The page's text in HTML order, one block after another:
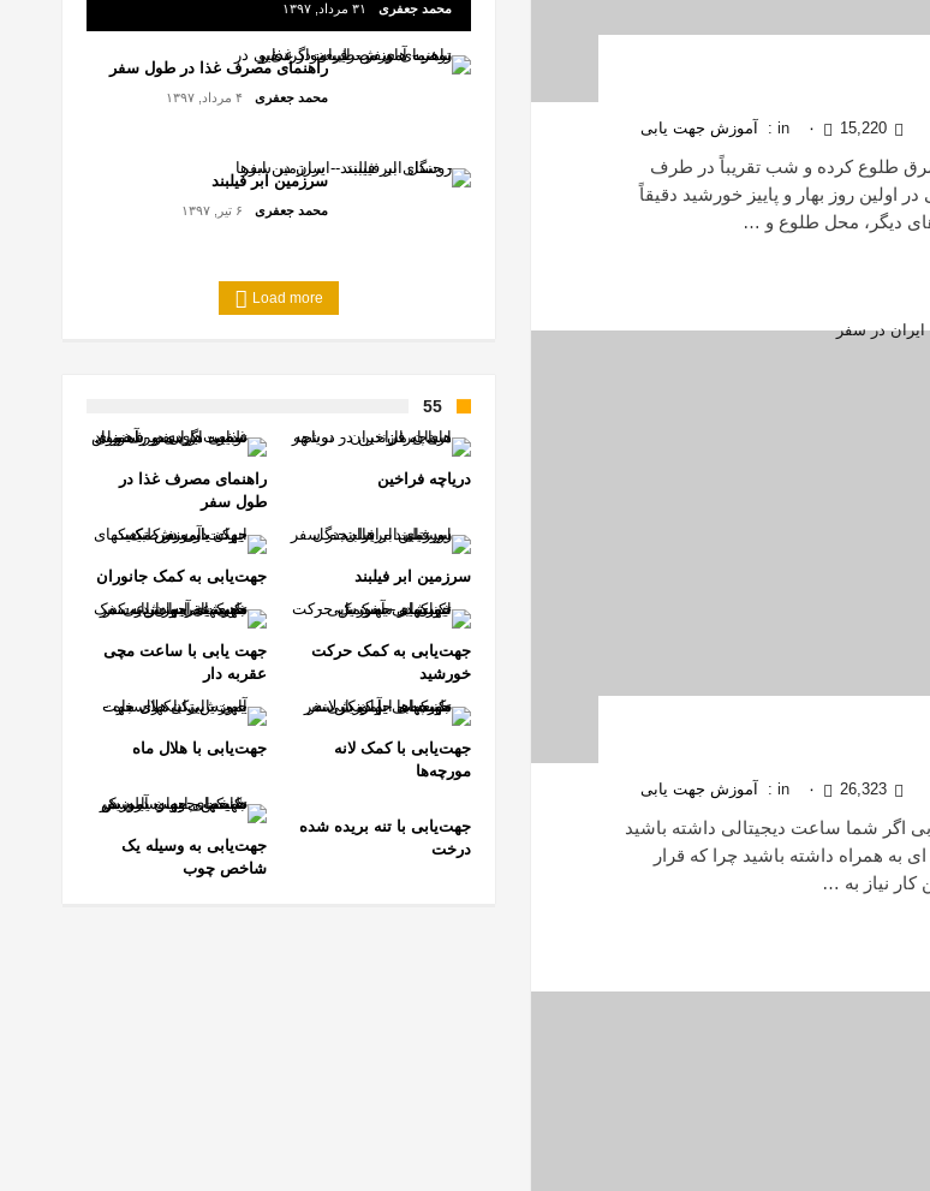
in : آموزش جهت یابی ۰ 15,220
طلوع کرده و شب تقریباً در طرف
روز بهار و پاییز خورشید دقیقاً
دیگر، محل طلوع و …
in : آموزش جهت یابی ۰ 26,323
اگر شما ساعت دیجیتالی داشته باشید
به همراه داشته باشید چرا که قرار
نیاز به …
محمد جعفری ۳۱ مرداد, ۱۳۹۷
راهنمای مصرف غذا در طول سفر
محمد جعفری ۴ مرداد, ۱۳۹۷
سرزمین ابر فیلبند
محمد جعفری ۶ تیر, ۱۳۹۷
Load more
55
دریاچه فراخین
راهنمای مصرف غذا در
طول سفر
سرزمین ابر فیلبند جهت‌یابی به کمک جانوران
جهت‌یابی به کمک حرکت
خورشید
جهت یابی با ساعت مچی
عقربه دار
جهت‌یابی با کمک لانه
مورچه‌ها
جهت‌یابی با هلال ماه
جهت‌یابی با تنه بریده شده
درخت
جهت‌یابی به وسیله یک
شاخص چوب